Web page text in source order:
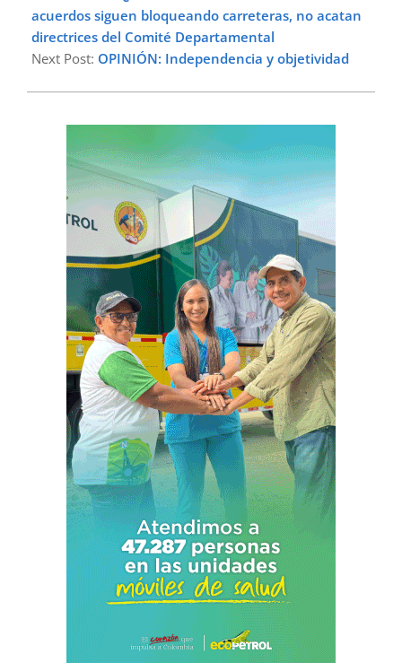
12
acuerdos siguen bloqueando carreteras, no acatan
directrices del Comité Departamental
Next Post: OPINIÓN: Independencia y objetividad